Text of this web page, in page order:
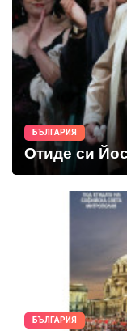
БЪЛГАРИЯ
Отиде си
БЪЛГАРИЯ